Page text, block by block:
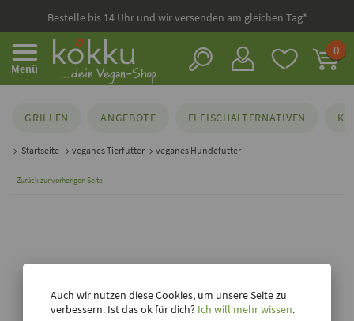
Bestelle bis 14 Uhr und wir versenden am gleichen Tag*
Menü
0
GRILLEN ANGEBOTE FLEISCHALTERNATIVEN
Startseite veganes Tierfutter veganes Hundefutter
Zurück zur vorherigen Seite
Auch wir nutzen diese Cookies, um unsere Seite zu
verbessern. Ist das ok für dich? Ich will mehr wissen.